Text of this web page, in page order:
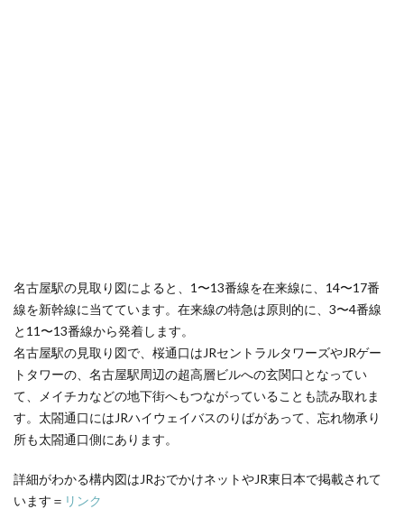
名古屋駅の見取り図によると、1〜13番線を在来線に、14〜17番
線を新幹線に当てています。在来線の特急は原則的に、3〜4番線
と11〜13番線から発着します。
名古屋駅の見取り図で、桜通口はJRセントラルタワーズやJRゲー
トタワーの、名古屋駅周辺の超高層ビルへの玄関口となってい
て、メイチカなどの地下街へもつながっていることも読み取れま
す。太閤通口にはJRハイウェイバスのりばがあって、忘れ物承り
所も太閤通口側にあります。
詳細がわかる構内図はJRおでかけネットやJR東日本で掲載されて
います＝ リンク